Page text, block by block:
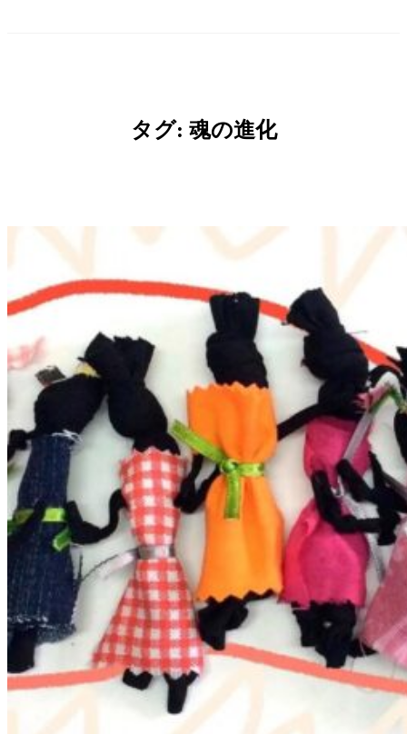
タグ: 魂の進化